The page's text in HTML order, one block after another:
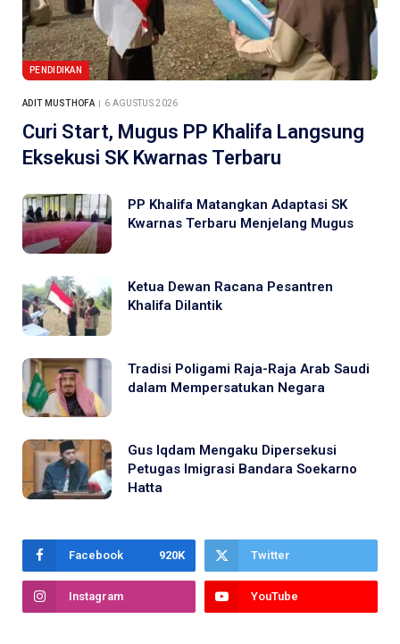
PENDIDIKAN
ADIT MUSTHOFA 6 AGUSTUS 2026
Curi Start, Mugus PP Khalifa Langsung
Eksekusi SK Kwarnas Terbaru
PP Khalifa Matangkan Adaptasi SK
Kwarnas Terbaru Menjelang Mugus
Ketua Dewan Racana Pesantren
Khalifa Dilantik
Tradisi Poligami Raja-Raja Arab Saudi
dalam Mempersatukan Negara
Gus Iqdam Mengaku Dipersekusi
Petugas Imigrasi Bandara Soekarno
Hatta
Facebook 920K Twitter
Instagram YouTube